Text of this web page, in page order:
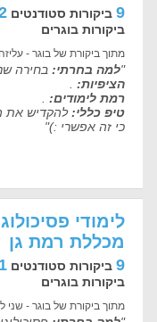
9 ביקורות סטודנטים
ביקורות בוגרים
מתוך ביקורת של בוגר - עליזה א. 18/12/
"למה בחרתי: בחירה
הציפיות:
רמת לימודים:
טיפ כללי: להקדיש את
כי זה אפשרי :)"
לימודי
מכללת רמת גן
9 ביקורות סטודנטים 1
ביקורות בוגרים
מתוך ביקורת של בוגר - שני ל. 28/12/